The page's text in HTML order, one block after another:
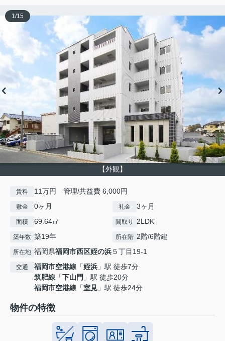
【外観】
1/15
賃料 11万円 管理/共益費 6,000円
敷金 0ヶ月 礼金 3ヶ月
面積 69.64㎡ 間取り 2LDK
築年数 築19年 所在階 2階/6階建
所在地 福岡県福岡市西区姪の浜５丁目19-1
交通 福岡市空港線 「姪浜 」駅 徒歩7分
筑肥線 「下山門 」駅 徒歩20分
福岡市空港線 「室見 」駅 徒歩24分
物件の特徴